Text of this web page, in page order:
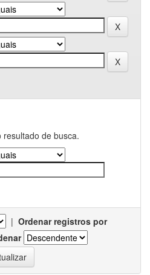
de busca.
| Ordenar registros por